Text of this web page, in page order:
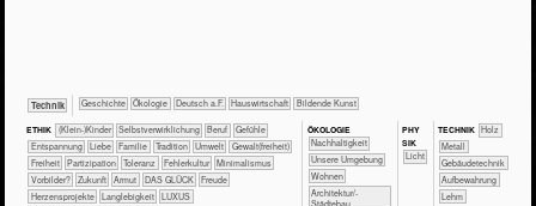
​Technik ​​​​​​​​Geschichte ​​​​​​​​Ökologie ​​​Deutsch a.F. ​Haus­wirtschaft Bildende Kunst
ETHIK (Klein-)Kinder ​​​​​​​​​​​​​​​​​​​​​​​​​​​​​​​​​​​​​​​​Selbst­verwirklichung ​​​​​​​​​​​​​​​Beruf
​​​​​​​​​​​​​​​Gefühle
​​​​​​​​​​​​​Entspannung
​​​​​​​​​​​​Liebe ​​​​​​​​​​​Familie ​​​​​​​​​​​Tradition ​​​​​Umwelt
​​​​Gewalt(freiheit)
​​​Freiheit
​​​Partizipation ​​​Toleranz ​​Fehlerkultur
​​Minimalismus
​​Vorbilder?
​Zukunft Armut DAS GLÜCK
Freude
Herzensprojekte
Langlebigkeit
LUXUS
ÖKO​LOGIE
​​​​​​​​​​​​​​​Nachhaltigkeit
​​​​​​​​​​​​​Unsere Umgebung
​​​​Wohnen
​​​Architektur/­
Städtebau
PHY​
SIK
​​​​​Licht
TECH​NIK ​​​​​​​​Holz
​​​​​​​​Metall
​​​​​Gebäudetechnik
Aufbewahrung
Lehm